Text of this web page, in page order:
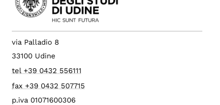
via Palladio 8
33100 Udine
tel +39 0432 556111
fax +39 0432 507715
p.iva 01071600306